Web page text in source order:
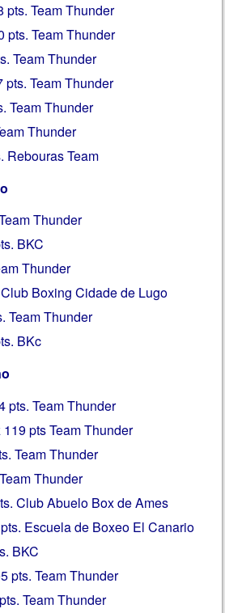
pts. Team Thunder
pts. Team Thunder
Team Thunder
pts. Team Thunder
Team Thunder
Thunder
Rebouras Team
Thunder
BKC
Thunder
Boxing Cidade de Lugo
Team Thunder
BKc
pts. Team Thunder
pts Team Thunder
Team Thunder
Thunder
Club Abuelo Box de Ames
Escuela de Boxeo El Canario
BKC
pts. Team Thunder
Team Thunder